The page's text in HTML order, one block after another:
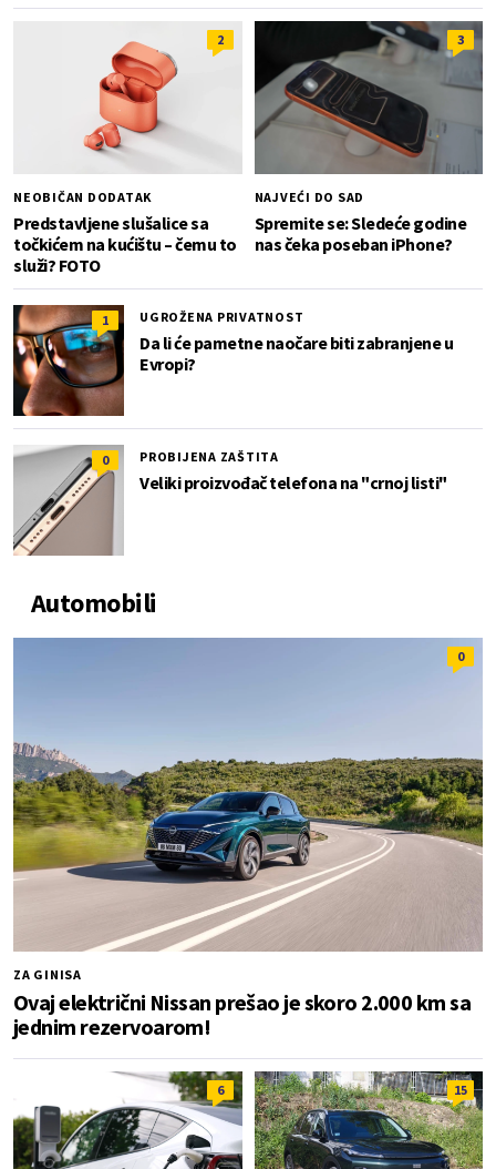
2
NEOBIČAN DODATAK
Predstavljene slušalice sa
točkićem na kućištu – čemu to
služi? FOTO
3
NAJVEĆI DO SAD
Spremite se: Sledeće godine
nas čeka poseban iPhone?
1 UGROŽENA PRIVATNOST
Da li će pametne naočare biti zabranjene u
Evropi?
0 PROBIJENA ZAŠTITA
Veliki proizvođač telefona na "crnoj listi"
Automobili
0
ZA GINISA
Ovaj električni Nissan prešao je skoro 2.000 km sa
jednim rezervoarom!
6 15